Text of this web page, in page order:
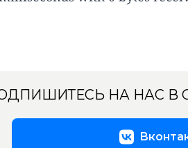
НА НАС В